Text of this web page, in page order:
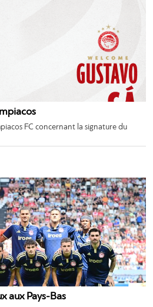
FC concernant la signature du
aux Pays-Bas